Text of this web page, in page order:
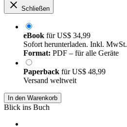
Schließen
eBook fürUS$ 34,99
Sofort herunterladen. Inkl. MwSt.
Format: PDF – für alle Geräte
Paperback fürUS$ 48,99
Versand weltweit
In den Warenkorb
Blick ins Buch